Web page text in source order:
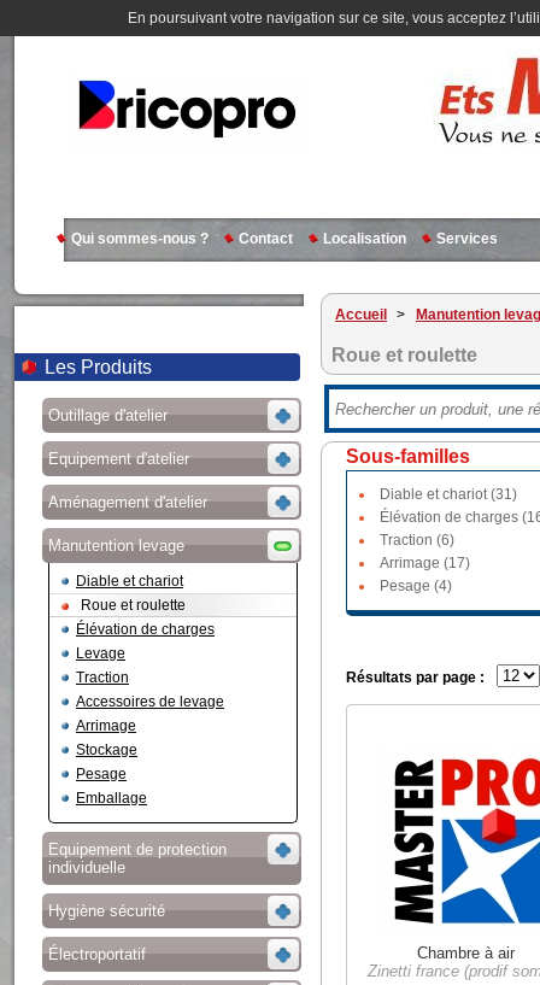
En poursuivant votre navigation sur ce site, vous acceptez
Qui sommes-nous ? Contact Localisation Services
Les Produits
Outillage d'atelier
Equipement d'atelier
Aménagement d'atelier
Manutention levage
Diable et chariot
Roue et roulette
Élévation de charges
Levage
Traction
Accessoires de levage
Arrimage
Stockage
Pesage
Emballage
Equipement de protection
individuelle
Hygiène sécurité
Électroportatif
Accueil > Manutention
Roue et roulette
Sous-familles
Diable et chariot (31)
Élévation de charges
Traction (6)
Arrimage (17)
Pesage (4)
Résultats par page :
Chambre à air
Zinetti france (prodif